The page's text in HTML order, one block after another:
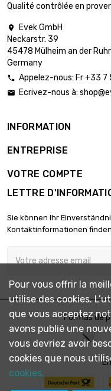
Qualité contrôlée en

Evek GmbH
Neckarstr. 39
45478 Mülheim an der Ruhr
Germany
 Appelez-nous: Fr +33
 Ecrivez-nous à:
INFORMATION
ENTREPRISE
VOTRE COMPTE
LETTRE
Sie können Ihr
Kontaktinformationen
Formas de
Pour vous offrir la
utilise des cookies.
que vous acceptez
avons publié une
vous devriez avoir
cookies que nous
cookies.